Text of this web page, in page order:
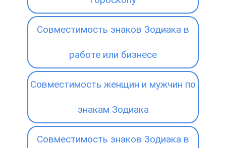
Совместимость знаков Зодиака в
работе или бизнесе
Совместимость женщин и мужчин по
знакам Зодиака
Совместимость знаков Зодиака в